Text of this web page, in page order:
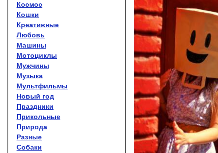
Космос
Кошки
Креативные
Любовь
Машины
Мотоциклы
Мужчины
Музыка
Мультфильмы
Новый год
Праздники
Прикольные
Природа
Разные
Собаки